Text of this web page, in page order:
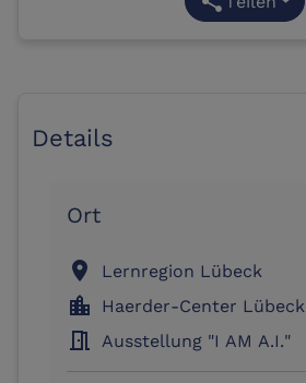
Details
Ort
location_on Lernregion Lübeck
location_city Haerder-Center Lübeck
meeting_room Ausstellung "I AM A.I."